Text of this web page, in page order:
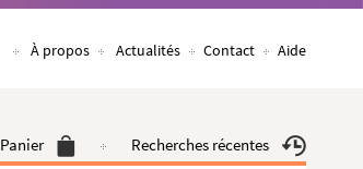
À propos Actualités Contact Aide
Panier Recherches récentes